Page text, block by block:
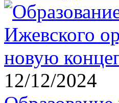
12/12/2024